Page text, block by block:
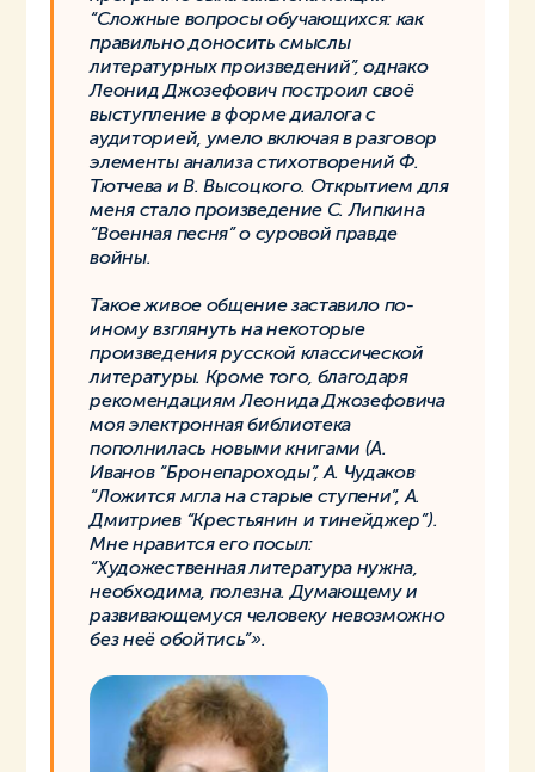
“Сложные вопросы обучающихся: как
правильно доносить смыслы
литературных произведений”, однако
Леонид Джозефович построил своё
выступление в форме диалога с
аудиторией, умело включая в разговор
элементы анализа стихотворений Ф.
Тютчева и В. Высоцкого. Открытием для
меня стало произведение С. Липкина
“Военная песня” о суровой правде
войны.
Такое живое общение заставило по-
иному взглянуть на некоторые
произведения русской классической
литературы. Кроме того, благодаря
рекомендациям Леонида Джозефовича
моя электронная библиотека
пополнилась новыми книгами (А.
Иванов “Бронепароходы”, А. Чудаков
“Ложится мгла на старые ступени”, А.
Дмитриев “Крестьянин и тинейджер”).
Мне нравится его посыл:
“Художественная литература нужна,
необходима, полезна. Думающему и
развивающемуся человеку невозможно
без неё обойтись”».